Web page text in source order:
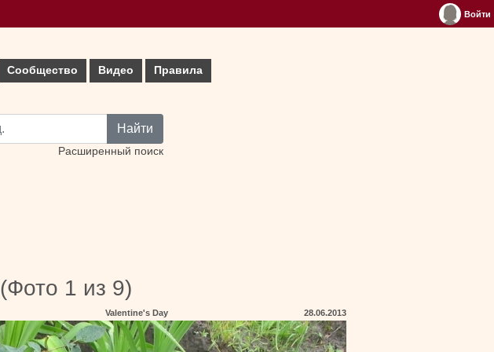
Войти
Сообщество Видео Правила
Найти
Расширенный поиск
(Фото 1 из 9)
Valentine's Day 28.06.2013